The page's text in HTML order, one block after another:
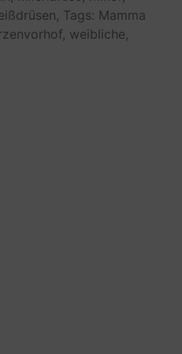
Tags: Mamma
weibliche,